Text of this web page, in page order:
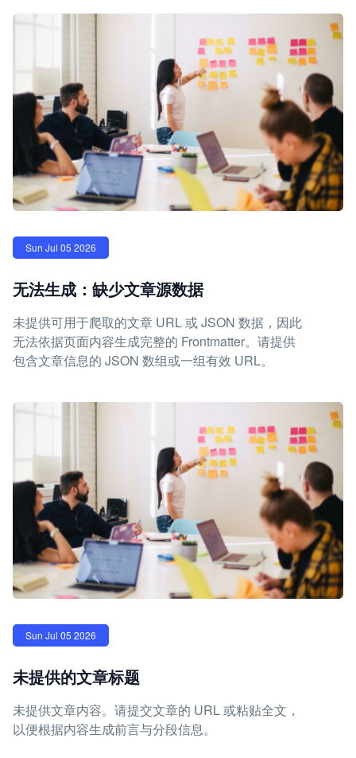
Sun Jul 05 2026
无法生成：缺少文章源数据
未提供可用于爬取的文章 URL 或 JSON 数据，因此
无法依据页面内容生成完整的 Frontmatter。请提供
包含文章信息的 JSON 数组或一组有效 URL。
Sun Jul 05 2026
未提供的文章标题
未提供文章内容。请提交文章的 URL 或粘贴全文，
以便根据内容生成前言与分段信息。